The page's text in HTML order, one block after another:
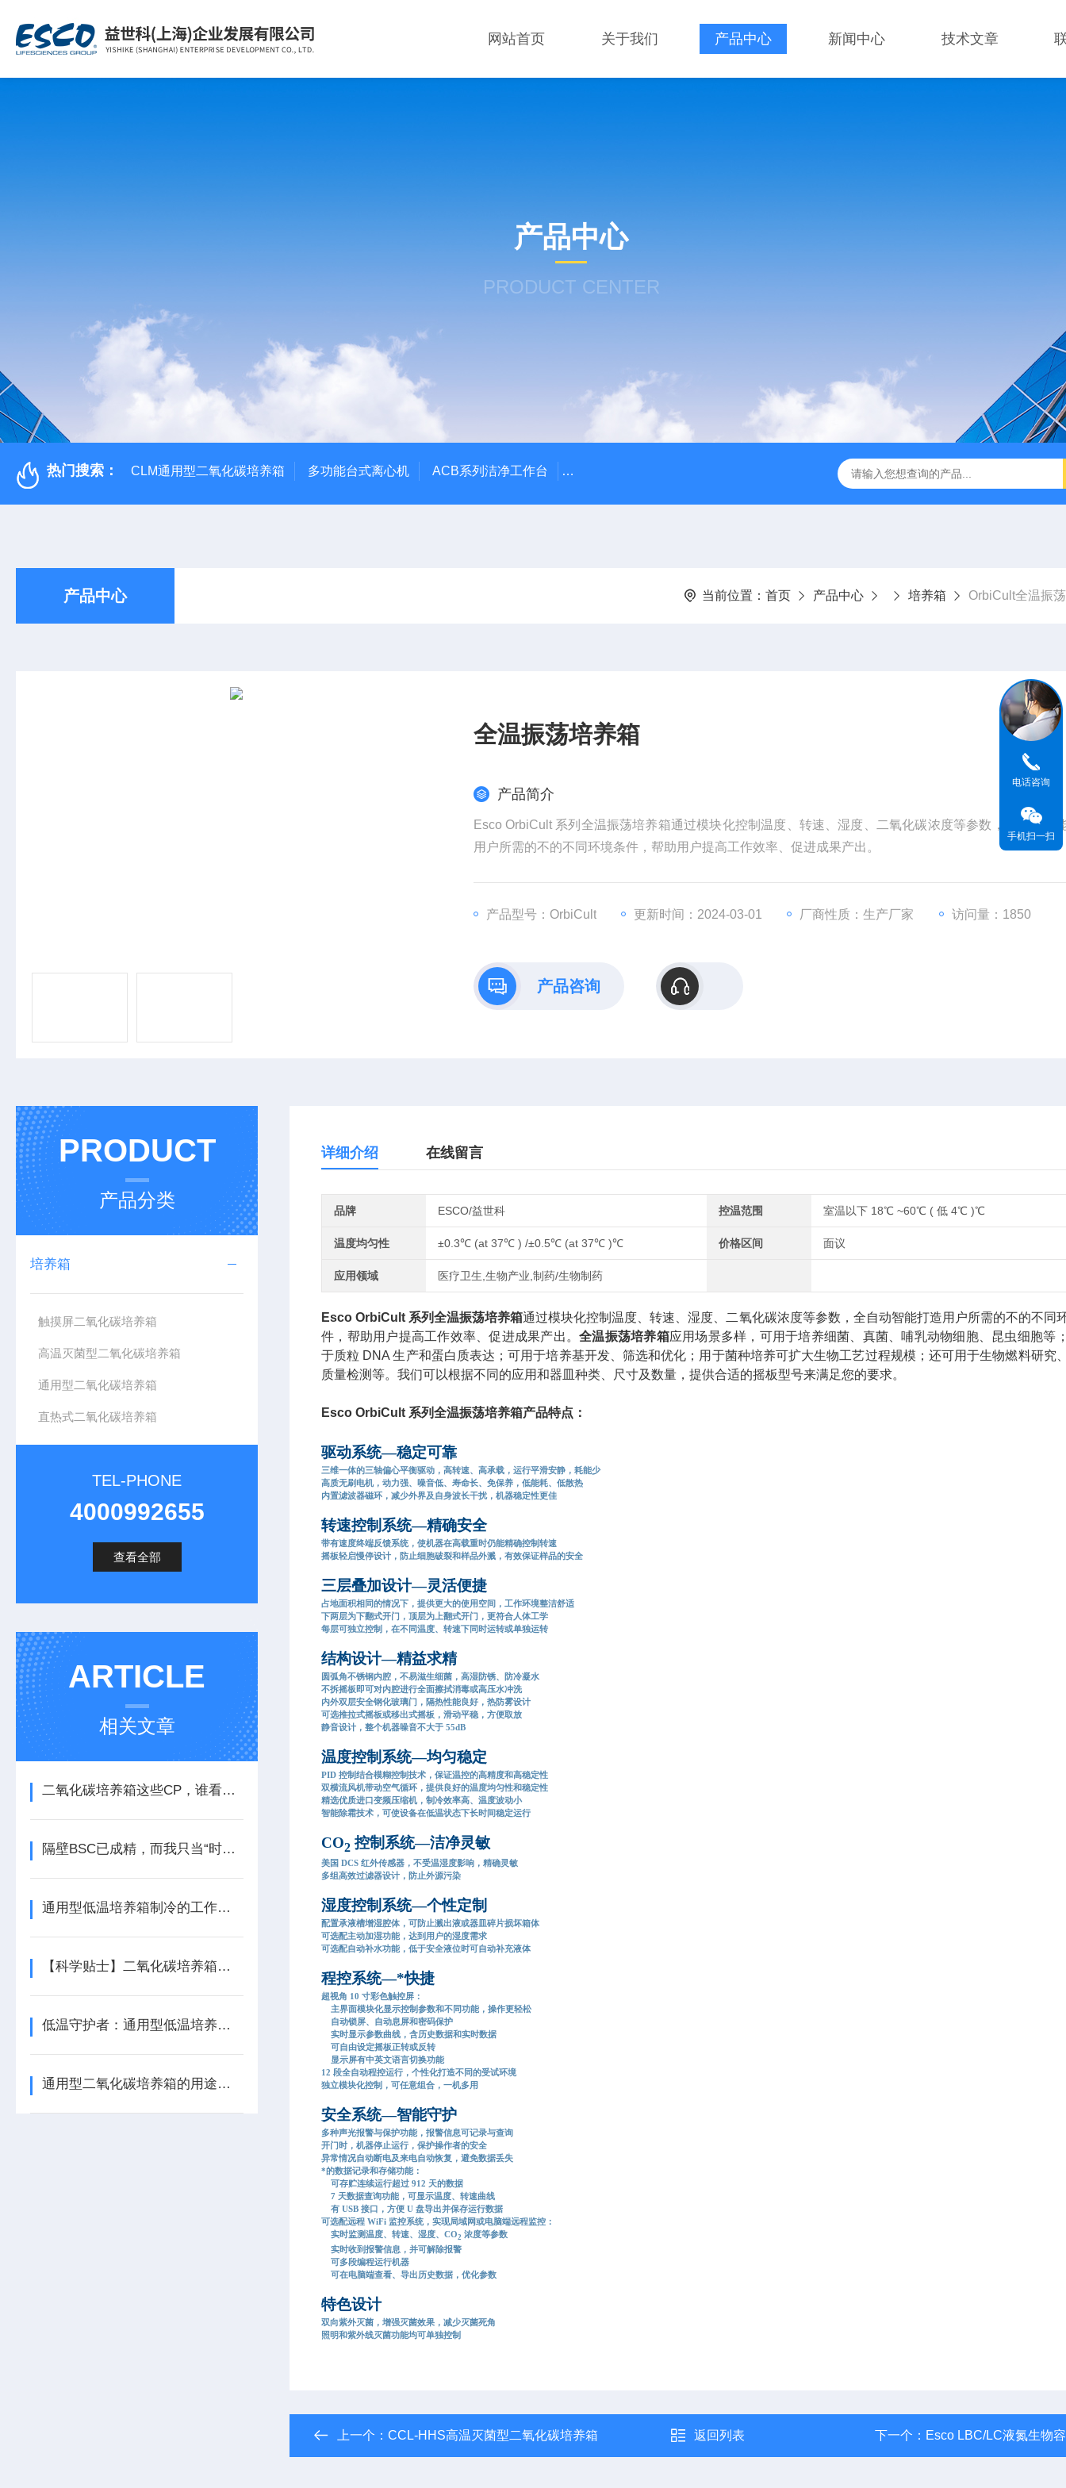
网站首页 关于我们 产品中心 新闻中心 技术文章
产品中心
PRODUCT CENTER
热门搜索： CLM通用型二氧化碳培养箱 多功能台式离心机 ACB系列洁净工作台 LVG-G Airstream第3代垂直流超净工作台 Powdermax PW1-3A1粉末样品称量柜
产品中心 当前位置： 首页 产品中心 培养箱 OrbiCult全温振
全温振荡培养箱
产品简介
Esco OrbiCult 系列全温振荡培养箱通过模块化控制温度、转速、湿度、二氧化碳浓度等参数，全自动智
用户所需的不的不同环境条件，帮助用户提高工作效率、促进成果产出。
产品型号：OrbiCult 更新时间：2024-03-01 厂商性质：生产厂家 访问量：1850
产品咨询
PRODUCT
产品分类
培养箱
触摸屏二氧化碳培养箱
高温灭菌型二氧化碳培养箱
通用型二氧化碳培养箱
直热式二氧化碳培养箱
TEL-PHONE
4000992655
查看全部
ARTICLE
相关文章
二氧化碳培养箱这些CP，谁看了不说一句好配！
隔壁BSC已成精，而我只当“时髦精”---二氧化碳培养箱的自白
通用型低温培养箱制冷的工作原理
【科学贴士】二氧化碳培养箱过滤器如何确定更换周期
低温守护者：通用型低温培养箱——生命科学的“时间胶囊”
通用型二氧化碳培养箱的用途介绍
详细介绍 在线留言
品牌 ESCO/益世科 控温范围 室温以下 18℃ ~60℃ ( 低 4℃ )℃
温度均匀性 ±0.3℃ (at 37℃ ) /±0.5℃ (at 37℃ )℃ 价格区间 面议
应用领域 医疗卫生,生物产业,制药/生物制药
Esco OrbiCult 系列全温振荡培养箱通过模块化控制温度、转速、湿度、二氧化碳浓度等参数，全自动智能打造用户所需的不的不同
件，帮助用户提高工作效率、促进成果产出。全温振荡培养箱应用场景多样，可用于培养细菌、真菌、哺乳动物细胞、昆虫细胞等
于质粒 DNA 生产和蛋白质表达；可用于培养基开发、筛选和优化；用于菌种培养可扩大生物工艺过程规模；还可用于生物燃料研究
质量检测等。我们可以根据不同的应用和器皿种类、尺寸及数量，提供合适的摇板型号来满足您的要求。
Esco OrbiCult 系列全温振荡培养箱产品特点：
驱动系统—稳定可靠
三维一体的三轴偏心平衡驱动，高转速、高承载，运行平滑安静，耗能少
高质无刷电机，动力强、噪音低、寿命长、免保养，低能耗、低散热
内置滤波器磁环，减少外界及自身波长干扰，机器稳定性更佳
转速控制系统—精确安全
带有速度终端反馈系统，使机器在高载重时仍能精确控制转速
摇板轻启慢停设计，防止细胞破裂和样品外溅，有效保证样品的安全
三层叠加设计—灵活便捷
占地面积相同的情况下，提供更大的使用空间，工作环境整洁舒适
下两层为下翻式开门，顶层为上翻式开门，更符合人体工学
每层可独立控制，在不同温度、转速下同时运转或单独运转
结构设计—精益求精
圆弧角不锈钢内腔，不易滋生细菌，高湿防锈、防冷凝水
不拆摇板即可对内腔进行全面擦拭消毒或高压水冲洗
内外双层安全钢化玻璃门，隔热性能良好，热防雾设计
可选推拉式摇板或移出式摇板，滑动平稳，方便取放
静音设计，整个机器噪音不大于 55dB
温度控制系统—均匀稳定
PID 控制结合模糊控制技术，保证温控的高精度和高稳定性
双横流风机带动空气循环，提供良好的温度均匀性和稳定性
精选优质进口变频压缩机，制冷效率高、温度波动小
智能除霜技术，可使设备在低温状态下长时间稳定运行
CO2 控制系统—洁净灵敏
美国 DCS 红外传感器，不受温湿度影响，精确灵敏
多组高效过滤器设计，防止外源污染
湿度控制系统—个性定制
配置承液槽增湿腔体，可防止溅出液或器皿碎片损坏箱体
可选配主动加湿功能，达到用户的湿度需求
可选配自动补水功能，低于安全液位时可自动补充液体
程控系统—*快捷
超视角 10 寸彩色触控屏：
主界面模块化显示控制参数和不同功能，操作更轻松
自动锁屏、自动息屏和密码保护
实时显示参数曲线，含历史数据和实时数据
可自由设定摇板正转或反转
显示屏有中英文语言切换功能
12 段全自动程控运行，个性化打造不同的受试环境
独立模块化控制，可任意组合，一机多用
安全系统—智能守护
多种声光报警与保护功能，报警信息可记录与查询
开门时，机器停止运行，保护操作者的安全
异常情况自动断电及来电自动恢复，避免数据丢失
*的数据记录和存储功能：
可存贮连续运行超过 912 天的数据
7 天数据查询功能，可显示温度、转速曲线
有 USB 接口，方便 U 盘导出并保存运行数据
可选配远程 WiFi 监控系统，实现局域网或电脑端远程监控：
实时监测温度、转速、湿度、CO2 浓度等参数
实时收到报警信息，并可解除报警
可多段编程运行机器
可在电脑端查看、导出历史数据，优化参数
特色设计
双向紫外灭菌，增强灭菌效果，减少灭菌死角
照明和紫外线灭菌功能均可单独控制
上一个： CCL-HHS高温灭菌型二氧化碳培养箱 返回列表 下一个： Esco LBC/LC液氮生物
电话咨询
手机扫一扫